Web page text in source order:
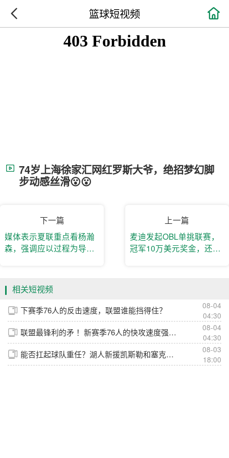
 篮球短视频
74岁上海徐家汇网红罗斯大爷，绝招梦幻脚
步动感丝滑😮😮
下一篇
媒体表示夏联重点看杨瀚
森，强调应以过程为导向
上一篇
麦迪发起OBL单挑联赛，
冠军10万美元奖金，还有
相关短视频
下赛季76人的反击速度，联盟谁能挡得住？
08-04
04:30
联盟最锋利的矛 ！新赛季76人的快攻速度强的可怕😱
08-04
04:30
能否扛起球队重任？湖人新援凯斯勒和塞克斯顿最新打球视频曝光
08-03
18:00